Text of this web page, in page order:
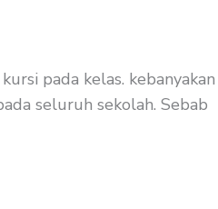
pada kelas. kebanyakan
seluruh sekolah. Sebab